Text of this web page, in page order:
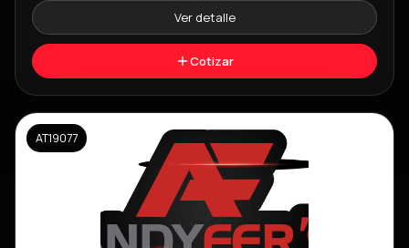
Ver detalle
Cotizar
AT19077